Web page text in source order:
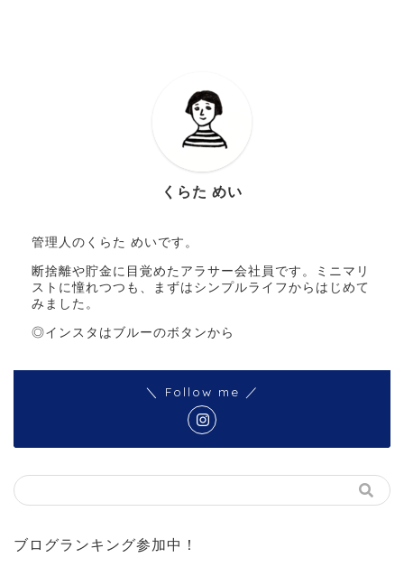
くらた めい
管理人のくらた めいです。
断捨離や貯金に目覚めたアラサー会社員です。ミニマリ
ストに憧れつつも、まずはシンプルライフからはじめて
みました。
◎インスタはブルーのボタンから
＼ Follow me ／
ブログランキング参加中！